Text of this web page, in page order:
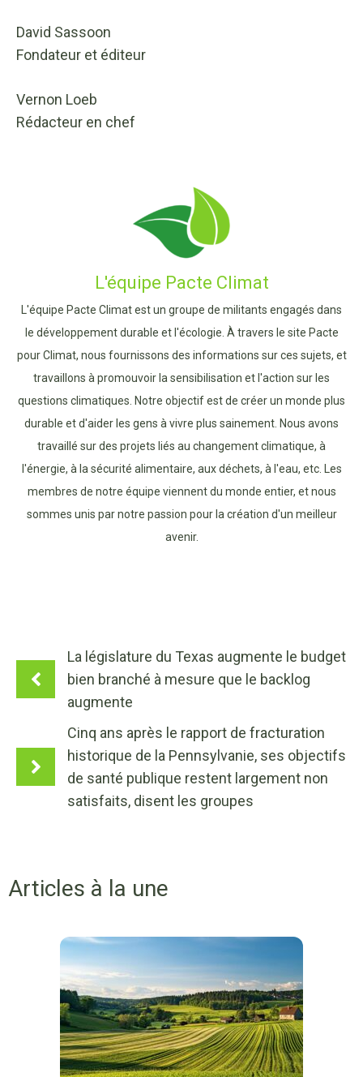
David Sassoon
Fondateur et éditeur
Vernon Loeb
Rédacteur en chef
L'équipe Pacte Climat
L'équipe Pacte Climat est un groupe de militants engagés dans
le développement durable et l'écologie. À travers le site Pacte
pour Climat, nous fournissons des informations sur ces sujets, et
travaillons à promouvoir la sensibilisation et l'action sur les
questions climatiques. Notre objectif est de créer un monde plus
durable et d'aider les gens à vivre plus sainement. Nous avons
travaillé sur des projets liés au changement climatique, à
l'énergie, à la sécurité alimentaire, aux déchets, à l'eau, etc. Les
membres de notre équipe viennent du monde entier, et nous
sommes unis par notre passion pour la création d'un meilleur
avenir.
La législature du Texas augmente le budget
bien branché à mesure que le backlog
augmente
Cinq ans après le rapport de fracturation
historique de la Pennsylvanie, ses objectifs
de santé publique restent largement non
satisfaits, disent les groupes
Articles à la une